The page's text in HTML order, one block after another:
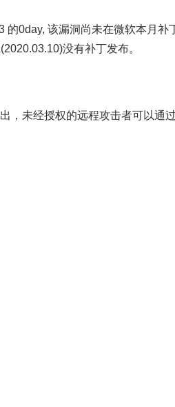
的0day, 该漏洞尚未在微软本月补
没有补丁发布。
，未经授权的远程攻击者可以通